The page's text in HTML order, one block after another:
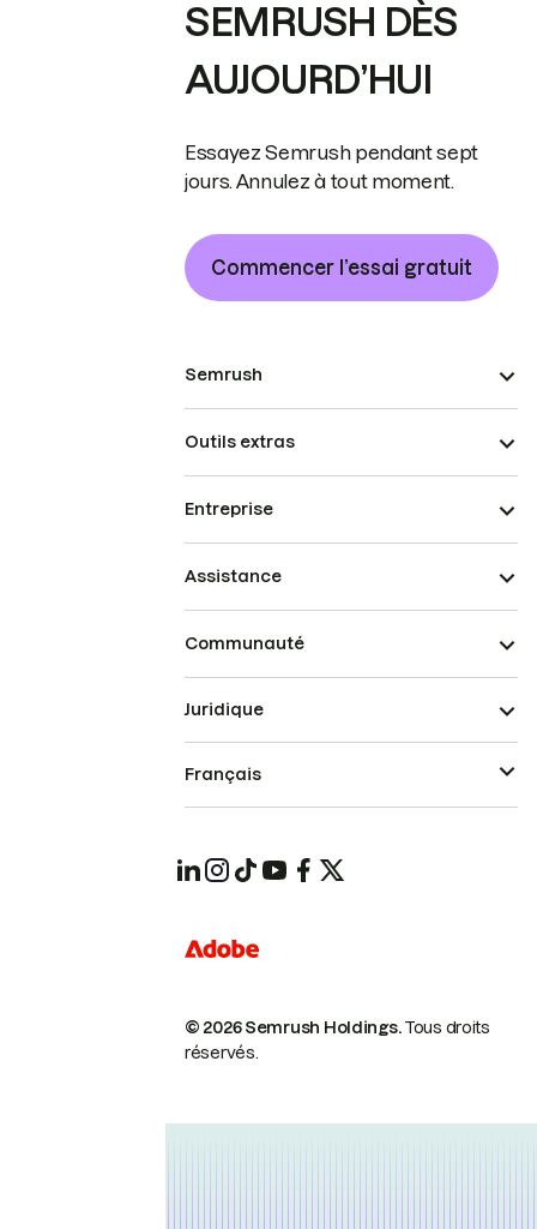
SEMRUSH DÈS
AUJOURD’HUI
Essayez Semrush pendant sept
jours. Annulez à tout moment.
Commencer l’essai gratuit
Semrush
Outils extras
Entreprise
Assistance
Communauté
© 2026 Semrush Holdings.Tous droits
réservés.
Juridique
Français